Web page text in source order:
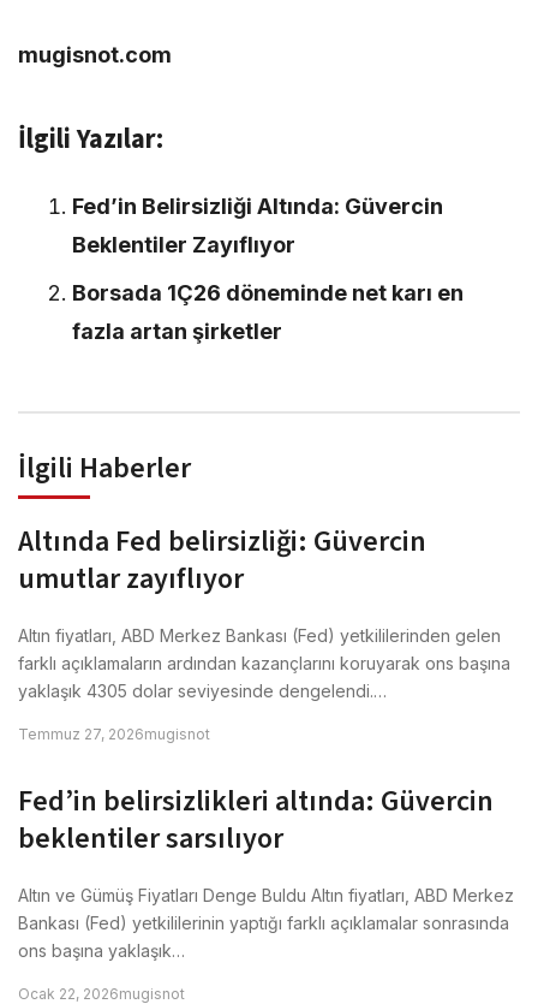
mugisnot.com
İlgili Yazılar:
Fed’in Belirsizliği Altında: Güvercin
Beklentiler Zayıflıyor
Borsada 1Ç26 döneminde net karı en
fazla artan şirketler
İlgili Haberler
Altında Fed belirsizliği: Güvercin
umutlar zayıflıyor
Altın fiyatları, ABD Merkez Bankası (Fed) yetkililerinden gelen
farklı açıklamaların ardından kazançlarını koruyarak ons başına
yaklaşık 4305 dolar seviyesinde dengelendi.…
Temmuz 27, 2026mugisnot
Fed’in belirsizlikleri altında: Güvercin
beklentiler sarsılıyor
Altın ve Gümüş Fiyatları Denge Buldu Altın fiyatları, ABD Merkez
Bankası (Fed) yetkililerinin yaptığı farklı açıklamalar sonrasında
ons başına yaklaşık…
Ocak 22, 2026mugisnot